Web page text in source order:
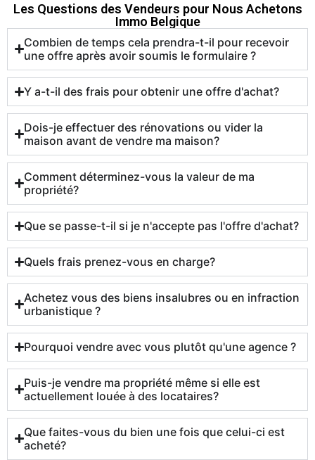
Les Questions des Vendeurs pour Nous Achetons
Immo Belgique
Combien de temps cela prendra-t-il pour recevoir
une offre après avoir soumis le formulaire ?
Y a-t-il des frais pour obtenir une offre d'achat?
Dois-je effectuer des rénovations ou vider la
maison avant de vendre ma maison?
Comment déterminez-vous la valeur de ma
propriété?
Que se passe-t-il si je n'accepte pas l'offre d'achat?
Quels frais prenez-vous en charge?
Achetez vous des biens insalubres ou en infraction
urbanistique ?
Pourquoi vendre avec vous plutôt qu'une agence ?
Puis-je vendre ma propriété même si elle est
actuellement louée à des locataires?
Que faites-vous du bien une fois que celui-ci est
acheté?